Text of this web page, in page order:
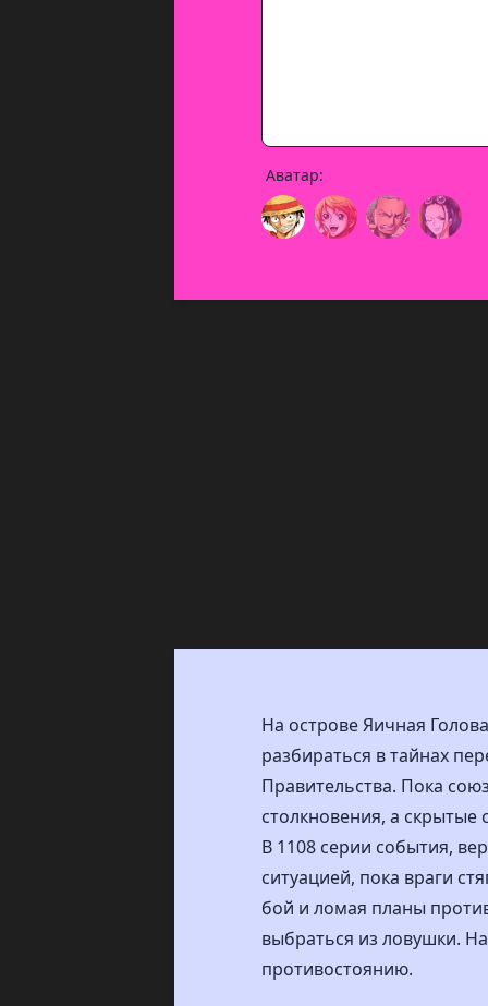
Аватар:
На острове Яичная
разбираться в тайнах
Правительства. Пока
столкновения, а
В 1108 серии события,
ситуацией, пока враги
бой и ломая планы
выбраться из ловушки.
противостоянию.